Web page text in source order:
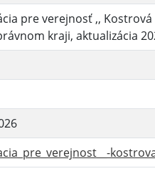
pre verejnosť ,,
kraji, aktualizácia